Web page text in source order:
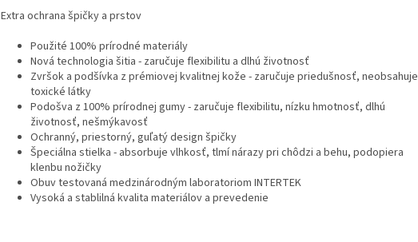
Extra ochrana špičky a prstov
Použité 100% prírodné materiály
Nová technologia šitia - zaručuje flexibilitu a dlhú životnosť
Zvršok a podšívka z prémiovej kvalitnej kože - zaručuje priedušnosť, neobsahuje
toxické látky
Podošva z 100% prírodnej gumy - zaručuje flexibilitu, nízku hmotnosť, dlhú
životnosť, nešmýkavosť
Ochranný, priestorný, guľatý design špičky
Špeciálna stielka - absorbuje vlhkosť, tlmí nárazy pri chôdzi a behu, podopiera
klenbu nožičky
Obuv testovaná medzinárodným laboratoriom INTERTEK
Vysoká a stablilná kvalita materiálov a prevedenie